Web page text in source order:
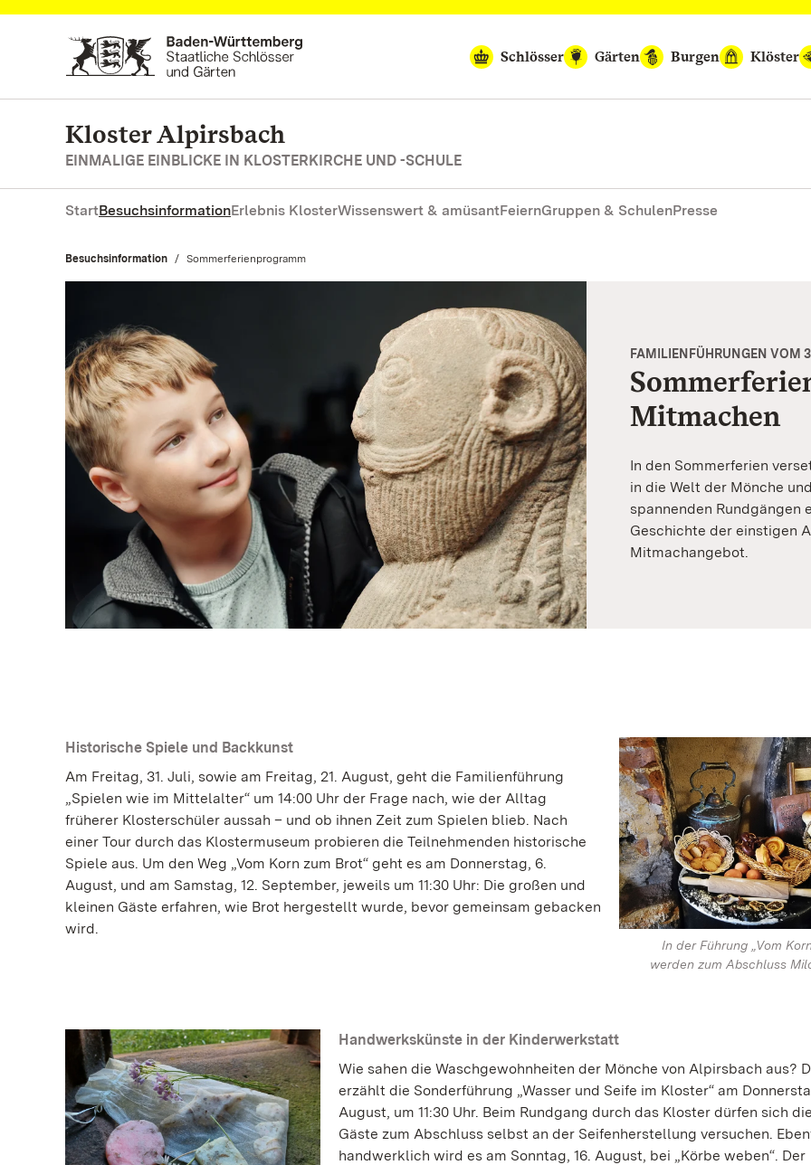
Zum Hauptinhalt springen
Schlösser
Gärten Burgen Klöster
Kloster Alpirsbach
EINMALIGE EINBLICKE IN KLOSTERKIRCHE UND -SCHULE
StartBesuchsinformationErlebnis KlosterWissenswert & amüsantFeiernGruppen & SchulenPresse
Besuchsinformation Aktuell:
Sommerferienprogramm
FAMILIENFÜHRUNGEN VOM
Mitmachen
In den Sommerferien
in die Welt der Mönche
spannenden Rundgängen
Geschichte der einstigen
Mitmachangebot.
In der Führung „Vom
werden zum Abschluss
Historische Spiele und Backkunst
Am Freitag, 31. Juli, sowie am Freitag, 21. August, geht die Familienführung
„Spielen wie im Mittelalter“ um 14:00 Uhr der Frage nach, wie der Alltag
früherer Klosterschüler aussah – und ob ihnen Zeit zum Spielen blieb. Nach
einer Tour durch das Klostermuseum probieren die Teilnehmenden historische
Spiele aus. Um den Weg „Vom Korn zum Brot“ geht es am Donnerstag, 6.
August, und am Samstag, 12. September, jeweils um 11:30 Uhr: Die großen und
kleinen Gäste erfahren, wie Brot hergestellt wurde, bevor gemeinsam gebacken
wird.
Handwerkskünste in der Kinderwerkstatt
Wie sahen die Waschgewohnheiten der Mönche von Alpirsbach aus?
erzählt die Sonderführung „Wasser und Seife im Kloster“ am
August, um 11:30 Uhr. Beim Rundgang durch das Kloster dürfen sich
Gäste zum Abschluss selbst an der Seifenherstellung versuchen.
handwerklich wird es am Sonntag, 16. August, bei „Körbe weben“. Der